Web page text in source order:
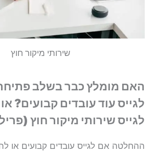
שירותי מיקור חוץ
האם מומלץ כבר בשלב
לגייס עוד עובדים קבועים?
לגייס שירותי מיקור חוץ
ההחלטה אם לגייס עובדים קבועים או